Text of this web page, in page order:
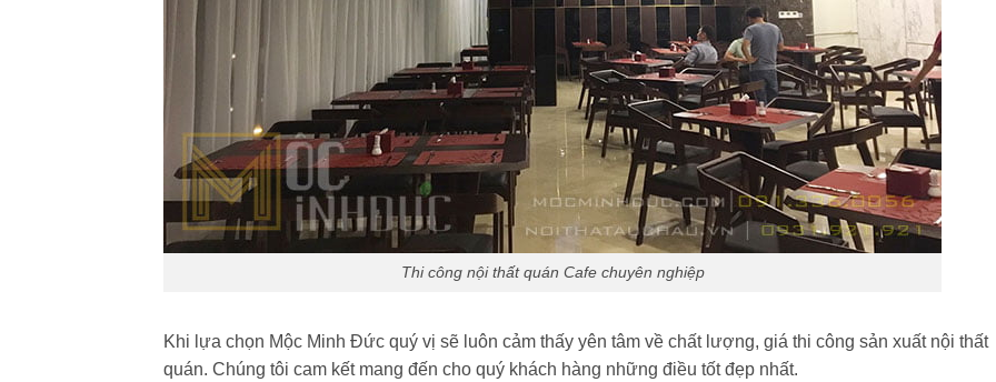
Thi công nội thất quán Cafe chuyên nghiệp
Khi lựa chọn Mộc Minh Đức quý vị sẽ luôn cảm thấy yên tâm về chất lượng, giá thi công sản xuất nội thất
quán. Chúng tôi cam kết mang đến cho quý khách hàng những điều tốt đẹp nhất.